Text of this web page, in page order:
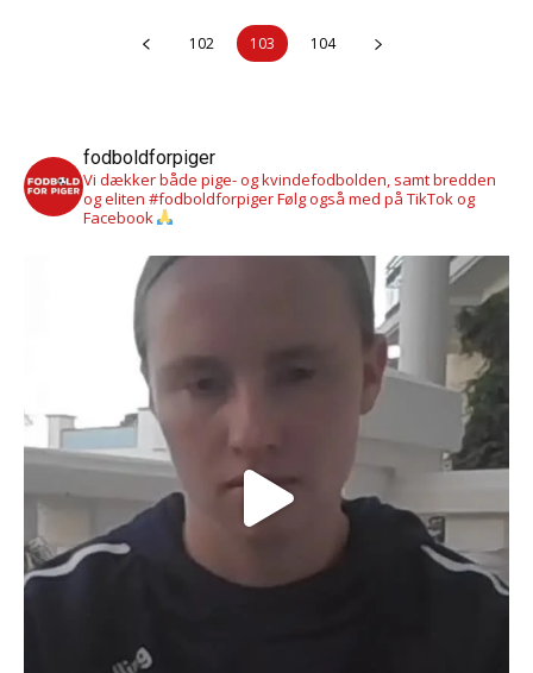
102 103 104
fodboldforpiger
Vi dækker både pige- og kvindefodbolden, samt bredden
og eliten #fodboldforpigerFølg også med på TikTok og
Facebook